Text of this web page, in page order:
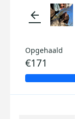
arrow_back
Opgehaald
€171